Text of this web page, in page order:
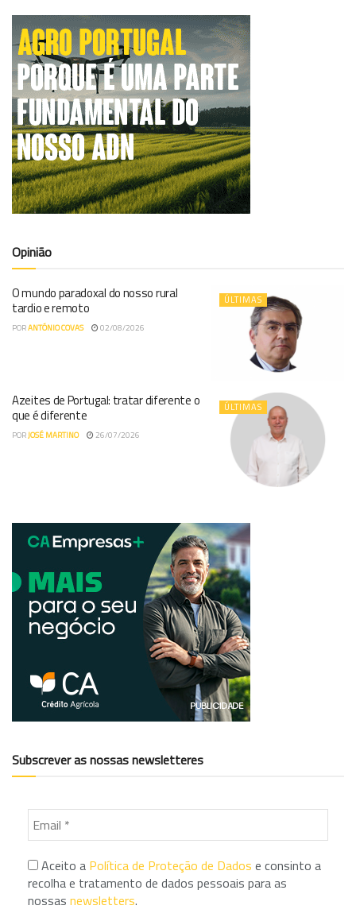
Opinião
ÚLTIMAS
O mundo paradoxal do nosso rural
tardio e remoto
PORANTÓNIO COVAS 02/08/2026
ÚLTIMAS
Azeites de Portugal: tratar diferente o
que é diferente
PORJOSÉ MARTINO 26/07/2026
Subscrever as nossas newsletteres
Aceito a Política de Proteção de Dados e consinto a
recolha e tratamento de dados pessoais para as
nossas newsletters.